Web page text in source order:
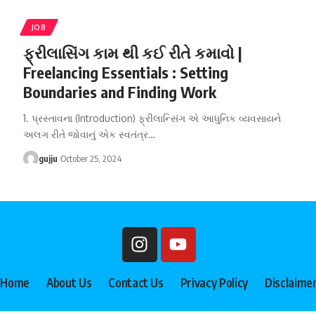
JOB
ફ્રીલાસિંગ કામ થી કઈ રીતે કમાવો |
Freelancing Essentials : Setting
Boundaries and Finding Work
1. પ્રસ્તાવના (Introduction) ફ્રીલાન્સિંગ એ આધુનિક વ્યવસાયને
અલગ રીતે જોવાનું એક સ્વતંત્ર…
gujju October 25, 2024
Home About Us Contact Us Privacy Policy